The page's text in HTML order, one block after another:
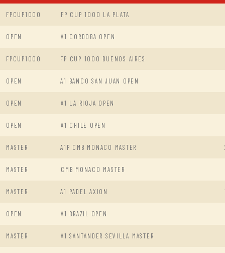
FPCUP1000 FP CUP 1000 LA PLATA
OPEN A1 CORDOBA OPEN
FPCUP1000 FP CUP 1000 BUENOS AIRES
OPEN A1 BANCO SAN JUAN OPEN
OPEN A1 LA RIOJA OPEN
OPEN A1 CHILE OPEN
MASTER A1P CMB MONACO MASTER
MASTER CMB MONACO MASTER
MASTER A1 PADEL AXION
OPEN A1 BRAZIL OPEN
MASTER A1 SANTANDER SEVILLA MASTER